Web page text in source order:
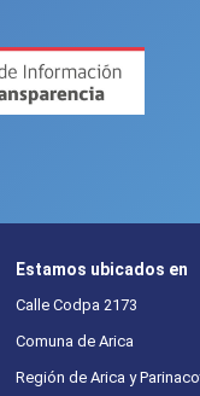
Estamos ubicados en
Calle Codpa 2173
Comuna de Arica
Región de Arica y